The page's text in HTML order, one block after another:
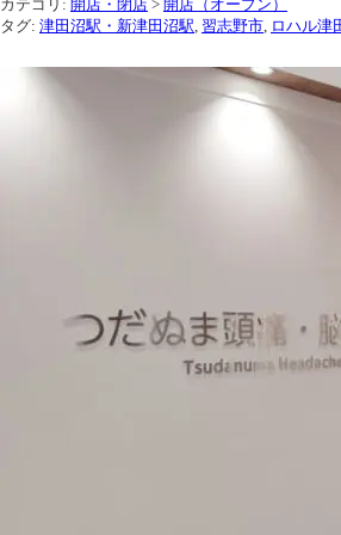
カテゴリ: 開店・閉店 > 開店（オープン）
タグ: 津田沼駅・新津田沼駅 習志野市 ロハル津